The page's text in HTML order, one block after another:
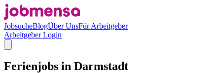
JobsucheBlogÜber UnsFür Arbeitgeber
Arbeitgeber Login
Ferienjobs in Darmstadt